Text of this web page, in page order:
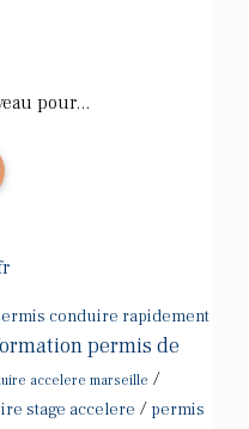
pour...
conduire rapidement
permis de
accelere marseille /
stage accelere / permis